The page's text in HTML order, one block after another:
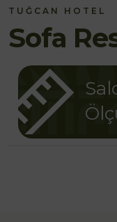
TUĞCAN HOTEL
Sofa